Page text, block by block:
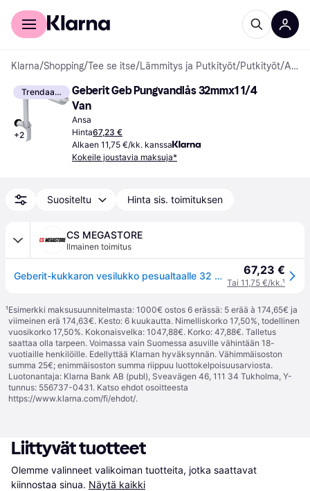
Kuluttajille
Klarna/Shopping/Tee se itse/Lämmitys ja Putkityöt/Putkityöt/ Ansat
Trendaava
+2
Geberit Geb Pungvandlås 32mmx1 1/4
Van
Ansa
Hinta67,23 €
Alkaen 11,75 €/kk. kanssa
Kokeile joustavia maksuja*
Suositeltu Hinta sis. toimituksen
CS MEGASTORE
Ilmainen toimitus
Geberit-kukkaron vesilukko pesualtaalle 32 mm x 1 1/4 67,23 €
Tai 11,75 €/kk.¹
¹Esimerkki maksusuunnitelmasta: 1000€ ostos 6 erässä: 5 erää à 174,65€ ja
viimeinen erä 174,63€. Kesto: 6 kuukautta. Nimelliskorko 17,50%, todellinen
vuosikorko 17,50%. Kokonaisvelka: 1047,88€. Korko: 47,88€. Talletus
saattaa olla tarpeen. Voimassa vain Suomessa asuville vähintään 18-
vuotiaille henkilöille. Edellyttää Klarnan hyväksynnän. Vähimmäisoston
summa 25€; enimmäisoston summa riippuu luottokelpoisuusarviosta.
Luotonantaja: Klarna Bank AB (publ), Sveavägen 46, 111 34 Tukholma, Y-
tunnus: 556737-0431. Katso ehdot osoitteesta
https://www.klarna.com/fi/ehdot/.
Liittyvät tuotteet
Olemme valinneet valikoiman tuotteita, jotka saattavat
kiinnostaa sinua. Näytä kaikki